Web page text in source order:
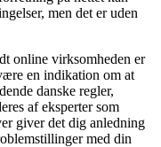
men det er uden
online virksomheden er
en indikation om at
danske regler,
af eksperter som
giver det dig anledning
med din